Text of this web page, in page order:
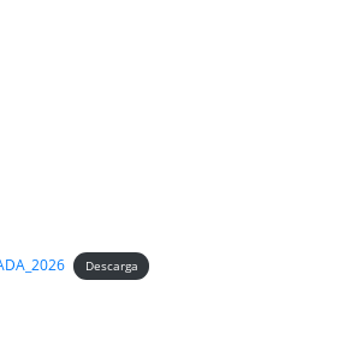
Descarga